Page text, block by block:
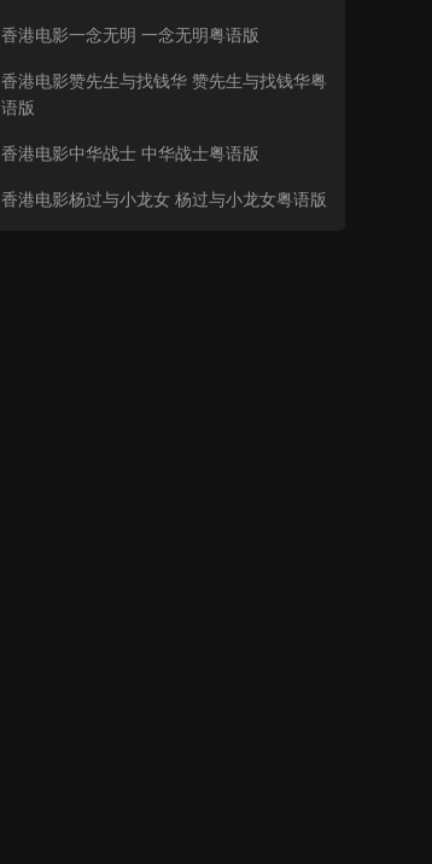
香港电影一念无明 一念无明粤语版
香港电影赞先生与找钱华 赞先生与找钱华粤
语版
香港电影中华战士 中华战士粤语版
香港电影杨过与小龙女 杨过与小龙女粤语版